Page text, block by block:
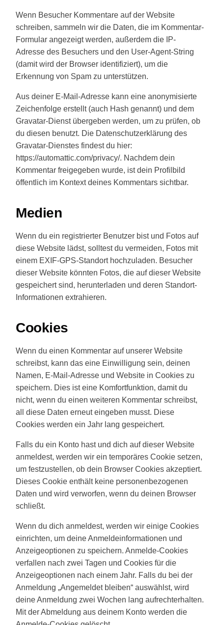
Wenn Besucher Kommentare auf der Website
schreiben, sammeln wir die Daten, die im Kommentar-
Formular angezeigt werden, außerdem die IP-
Adresse des Besuchers und den User-Agent-String
(damit wird der Browser identifiziert), um die
Erkennung von Spam zu unterstützen.
Aus deiner E-Mail-Adresse kann eine anonymisierte
Zeichenfolge erstellt (auch Hash genannt) und dem
Gravatar-Dienst übergeben werden, um zu prüfen, ob
du diesen benutzt. Die Datenschutzerklärung des
Gravatar-Dienstes findest du hier:
https://automattic.com/privacy/. Nachdem dein
Kommentar freigegeben wurde, ist dein Profilbild
öffentlich im Kontext deines Kommentars sichtbar.
Medien
Wenn du ein registrierter Benutzer bist und Fotos auf
diese Website lädst, solltest du vermeiden, Fotos mit
einem EXIF-GPS-Standort hochzuladen. Besucher
dieser Website könnten Fotos, die auf dieser Website
gespeichert sind, herunterladen und deren Standort-
Informationen extrahieren.
Cookies
Wenn du einen Kommentar auf unserer Website
schreibst, kann das eine Einwilligung sein, deinen
Namen, E-Mail-Adresse und Website in Cookies zu
speichern. Dies ist eine Komfortfunktion, damit du
nicht, wenn du einen weiteren Kommentar schreibst,
all diese Daten erneut eingeben musst. Diese
Cookies werden ein Jahr lang gespeichert.
Falls du ein Konto hast und dich auf dieser Website
anmeldest, werden wir ein temporäres Cookie setzen,
um festzustellen, ob dein Browser Cookies akzeptiert.
Dieses Cookie enthält keine personenbezogenen
Daten und wird verworfen, wenn du deinen Browser
schließt.
Wenn du dich anmeldest, werden wir einige Cookies
einrichten, um deine Anmeldeinformationen und
Anzeigeoptionen zu speichern. Anmelde-Cookies
verfallen nach zwei Tagen und Cookies für die
Anzeigeoptionen nach einem Jahr. Falls du bei der
Anmeldung „Angemeldet bleiben“ auswählst, wird
deine Anmeldung zwei Wochen lang aufrechterhalten.
Mit der Abmeldung aus deinem Konto werden die